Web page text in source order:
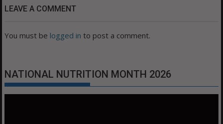
LEAVE A COMMENT
You must be logged in to post a comment.
NATIONAL NUTRITION MONTH 2026